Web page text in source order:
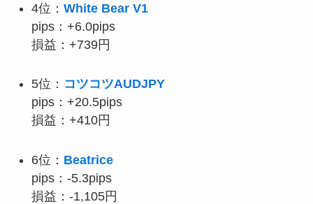
4位： White Bear V1
pips：+6.0pips
損益： +739円
5位： コツコツAUDJPY
pips：+20.5pips
損益： +410円
6位： Beatrice
pips：-5.3pips
損益：-1,105円